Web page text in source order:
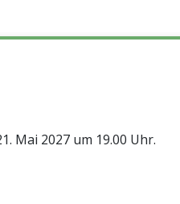
Mai 2027 um 19.00 Uhr.